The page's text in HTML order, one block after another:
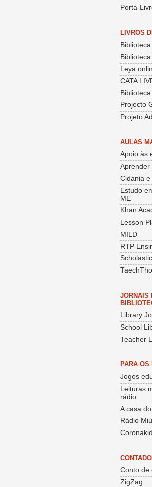
Porta-
LIVROS
Leya
CATA
Projecto
Projeto
AULAS
Apoio às
Aprender
Cidania
Estudo
ME
Khan
Lesson
MILD
RTP
Scholastic
JORNAIS
Library
School
Teacher
PARA
Jogos
Leituras
rádio
A casa
Rádio
Conto de
ZigZag